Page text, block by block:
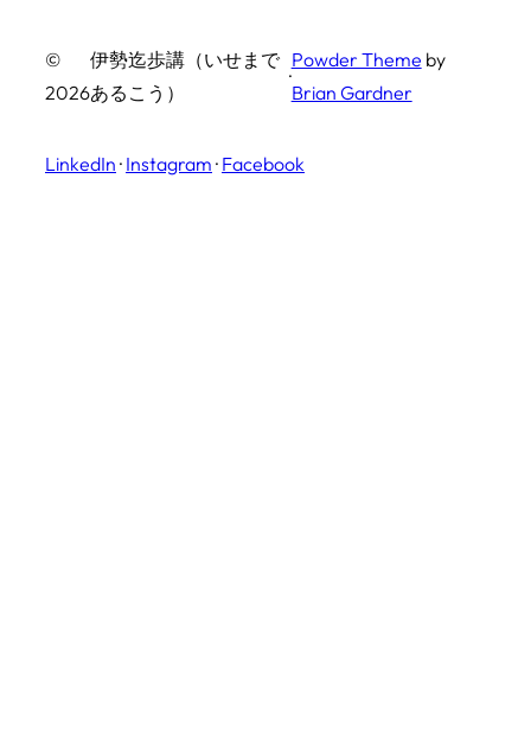
©
2026
伊勢迄歩講（いせまで
あるこう）
·
Powder Theme by
Brian Gardner
LinkedIn · Instagram · Facebook